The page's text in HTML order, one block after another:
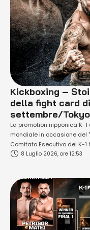
Kickboxing –
della fight card di
settembre/
La promotion nipponica K-
mondiale in occasione del
Comitato Esecutivo del K-
match di cartello del K-1
8 Luglio 2026, ore 12:53